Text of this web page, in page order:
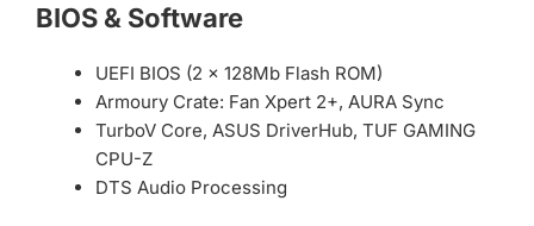
BIOS & Software
UEFI BIOS (2 x 128Mb Flash ROM)
Armoury Crate: Fan Xpert 2+, AURA Sync
TurboV Core, ASUS DriverHub, TUF GAMING
CPU-Z
DTS Audio Processing